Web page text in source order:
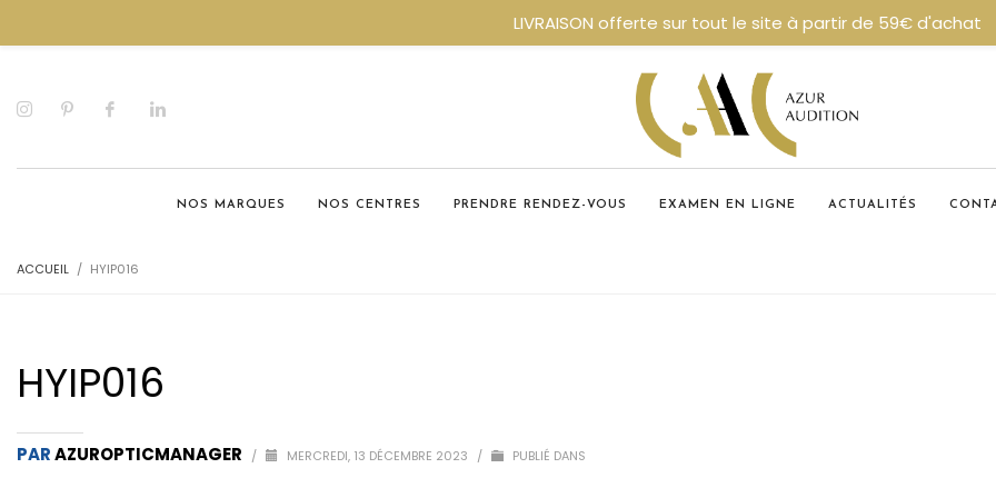
NOS MARQUES NOS CENTRES PRENDRE RENDEZ-VOUS EXAMEN EN LIGNE ACTUALITÉS
ACCUEIL HYIP016
HYIP016
PARAZUROPTICMANAGER / MERCREDI, 13 DÉCEMBRE 2023 / PUBLIÉ DANS
LIVRAISON offerte sur tout le site à partir de 59€ d'achat